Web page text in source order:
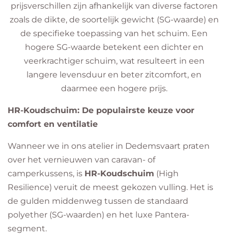
prijsverschillen zijn afhankelijk van diverse factoren
zoals de dikte, de soortelijk gewicht (SG-waarde) en
de specifieke toepassing van het schuim. Een
hogere SG-waarde betekent een dichter en
veerkrachtiger schuim, wat resulteert in een
langere levensduur en beter zitcomfort, en
daarmee een hogere prijs.
HR-Koudschuim: De populairste keuze voor
comfort en ventilatie
​Wanneer we in ons atelier in Dedemsvaart praten
over het vernieuwen van caravan- of
camperkussens, is HR-Koudschuim (High
Resilience) veruit de meest gekozen vulling. Het is
de gulden middenweg tussen de standaard
polyether (SG-waarden) en het luxe Pantera-
segment.